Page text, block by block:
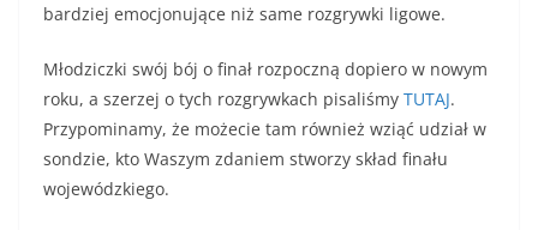
bardziej emocjonujące niż same rozgrywki ligowe.
Młodziczki swój bój o finał rozpoczną dopiero w nowym
roku, a szerzej o tych rozgrywkach pisaliśmy TUTAJ.
Przypominamy, że możecie tam również wziąć udział w
sondzie, kto Waszym zdaniem stworzy skład finału
wojewódzkiego.